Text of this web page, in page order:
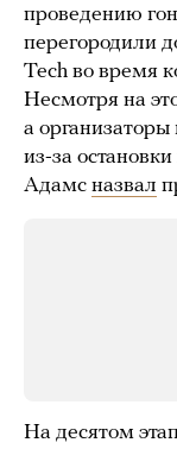
проведению
перегородили
Tech во время
Несмотря на
а
из-за
Адамс назвал
На десятом